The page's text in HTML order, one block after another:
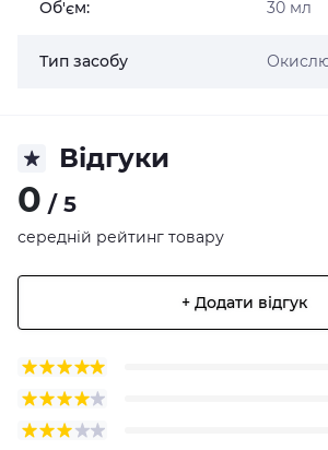
Об'єм: 30 мл
Тип засобу
Відгуки
0 / 5
середній рейтинг товару
+ Додати відгук